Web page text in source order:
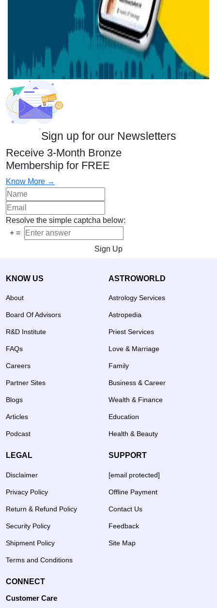
Sign up for our Newsletters
Receive 3-Month Bronze
Membership for FREE
Know More →
Resolve the simple captcha below:
+ =
Sign Up
KNOW US
About
Board Of Advisors
R&D Institute
FAQs
Careers
Partner Sites
Blogs
Articles
Podcast
ASTROWORLD
Astrology Services
Astropedia
Priest Services
Love & Marriage
Family
Business & Career
Wealth & Finance
Education
Health & Beauty
LEGAL
Disclaimer
Privacy Policy
Return & Refund Policy
Security Policy
Shipment Policy
Terms and Conditions
SUPPORT
[email protected]
Offline Payment
Contact Us
Feedback
Site Map
CONNECT
Customer Care